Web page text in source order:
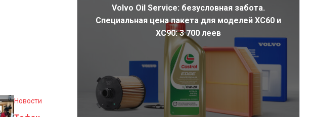
Новости
Volvo Oil Service: безусловная забота.
Специальная цена пакета для моделей XC60 и
XC90: 3 700 леев